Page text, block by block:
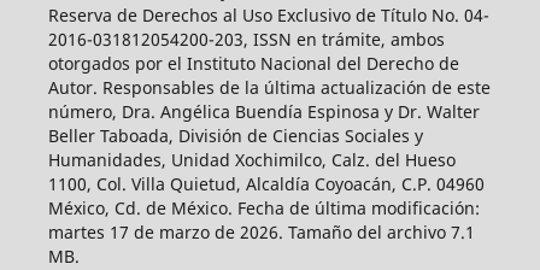
Reserva de Derechos al Uso Exclusivo de Título No. 04-
2016-031812054200-203, ISSN en trámite, ambos
otorgados por el Instituto Nacional del Derecho de
Autor. Responsables de la última actualización de este
número, Dra. Angélica Buendía Espinosa y Dr. Walter
Beller Taboada, División de Ciencias Sociales y
Humanidades, Unidad Xochimilco, Calz. del Hueso
1100, Col. Villa Quietud, Alcaldía Coyoacán, C.P. 04960
México, Cd. de México. Fecha de última modificación:
martes 17 de marzo de 2026. Tamaño del archivo 7.1
MB.